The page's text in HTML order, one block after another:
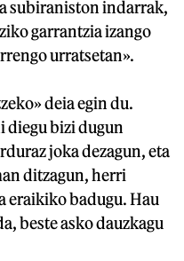
subiraniston indarrak,
garrantzia izango
urratsetan».
deia egin du.
diegu bizi dugun
joka dezagun, eta
ditzagun, herri
eraikiko badugu. Hau
beste asko dauzkagu